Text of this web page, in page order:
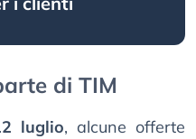
di TIM
luglio, alcune offerte